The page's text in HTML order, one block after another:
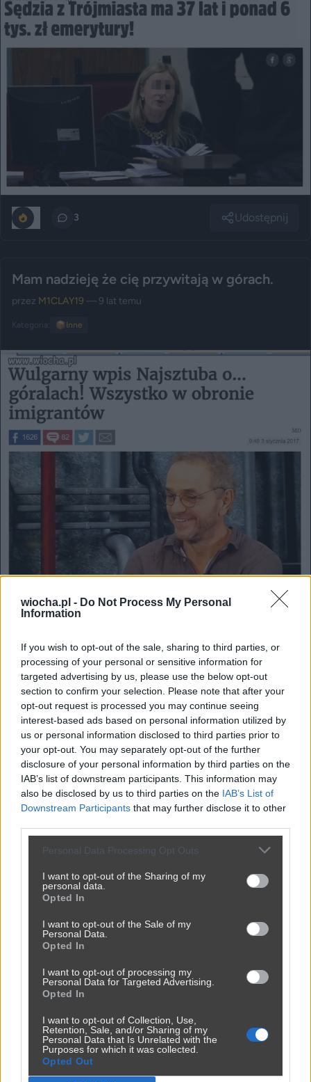
wiocha.pl - Do Not Process My Personal
Information
If you wish to opt-out of the sale, sharing to third parties, or
processing of your personal or sensitive information for
targeted advertising by us, please use the below opt-out
section to confirm your selection. Please note that after your
opt-out request is processed you may continue seeing
interest-based ads based on personal information utilized by
us or personal information disclosed to third parties prior to
your opt-out. You may separately opt-out of the further
disclosure of your personal information by third parties on the
IAB’s list of downstream participants. This information may
also be disclosed by us to third parties on the IAB’s List of
Downstream Participants that may further disclose it to other
Personal Data Processing Opt Outs
I want to opt-out of the Sharing of my
personal data.
Opted In
I want to opt-out of the Sale of my
Personal Data.
Opted In
I want to opt-out of processing my
Personal Data for Targeted Advertising.
Opted In
I want to opt-out of Collection, Use,
Retention, Sale, and/or Sharing of my
Personal Data that Is Unrelated with the
Purposes for which it was collected.
Opted Out
3 Udostępnij
Mam nadzieję że cię przywitają w górach.
przez M1CLAY19 — 9 lat temu
Kategoria: 📦 Inne
To juz nie jest poglad i przekonanie.
przezM1CLAY19 — 9 lat temu
Kategoria: 🏛️Polityka